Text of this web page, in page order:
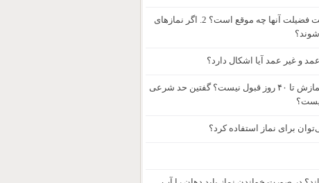
1. آیا نوافل یومیه، دارای وقت فضیلت می‌باشند یا خیر? در صورت مثبت‌بودن، وقت فضیلت آنها چه موقع است؟ 2. اگر نمازهای
شوند؟
و غیر عمد آیا اشکال دارد؟
در رابطه با سؤال fa11876 مگر اینجوری نبود که کسی که مشروب خورده باشه نمازش تا ۴۰ روز قبول نیست؟ گفتین حد شرعی
برای نماز استفاده کرد؟